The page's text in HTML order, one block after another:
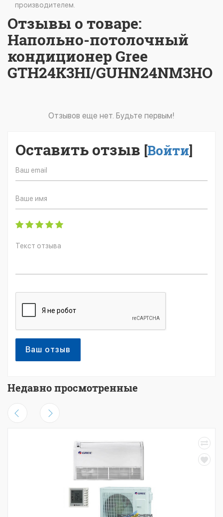
производителем.
Отзывы о товаре:
Напольно-потолочный
кондиционер Gree
GTH24K3HI/GUHN24NM3HO
Отзывов еще нет. Будьте первым!
Оставить отзыв [Войти]
Ваш отзыв
Недавно просмотренные